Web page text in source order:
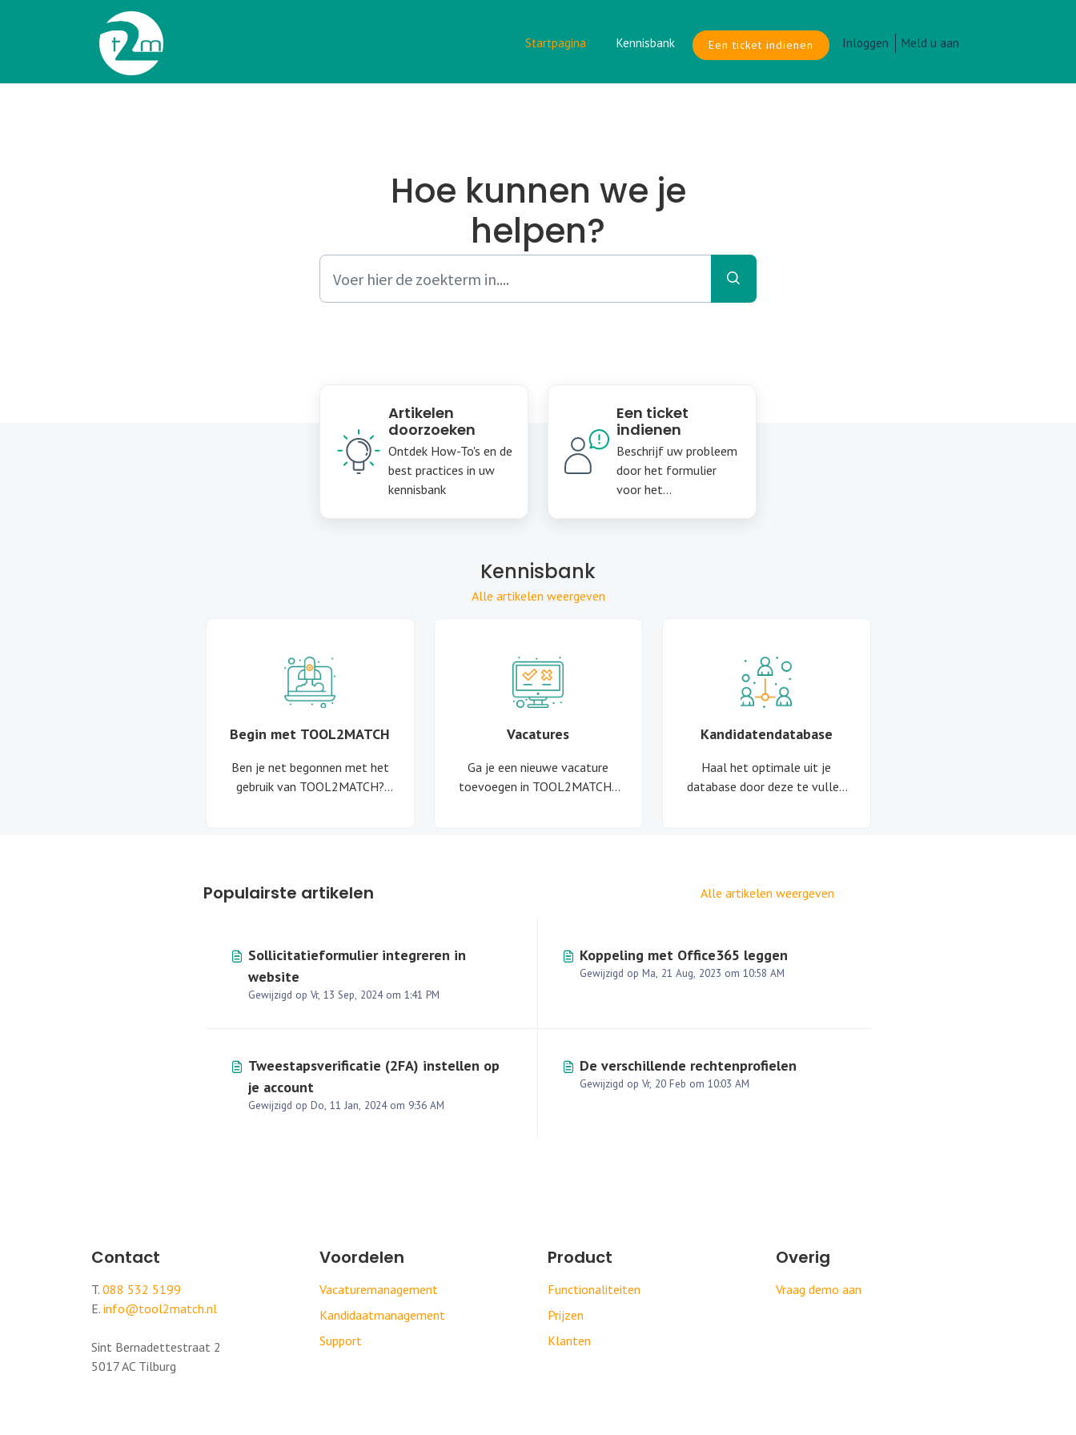
Doorgaan naar hoofdinhoud
Startpagina Kennisbank Een ticket indienen Inloggen Meld u aan
Hoe kunnen we je
helpen?
Artikelen
doorzoeken
Ontdek How-To's en de
best practices in uw
kennisbank
Een ticket
indienen
Beschrijf uw probleem
door het formulier
voor het
Kennisbank
Alle artikelen weergeven
Begin met TOOL2MATCH
Ben je net begonnen met het
gebruik van TOOL2MATCH?
Vacatures
Ga je een nieuwe vacature
toevoegen in TOOL2MATCH?
Kandidatendatabase
Haal het optimale uit je
database door deze te vullen
Populairste artikelen Alle artikelen weergeven
Sollicitatieformulier integreren in
website
Gewijzigd op Vr, 13 Sep, 2024 om 1:41 PM
Koppeling met Office365 leggen
Gewijzigd op Ma, 21 Aug, 2023 om 10:58 AM
Tweestapsverificatie (2FA) instellen op
je account
Gewijzigd op Do, 11 Jan, 2024 om 9:36 AM
De verschillende rechtenprofielen
Gewijzigd op Vr, 20 Feb om 10:03 AM
Contact
T. 088 532 5199
E. info@tool2match.nl
Sint Bernadettestraat 2
5017 AC Tilburg
Voordelen
Vacaturemanagement
Kandidaatmanagement
Support
Product
Functionaliteiten
Prijzen
Klanten
Overig
Vraag demo aan